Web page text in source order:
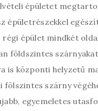
épületet
épületrészekkel
régi épület mindkét
földszintes
is központi helyzetű
fölszintes szárny
egyemeletes